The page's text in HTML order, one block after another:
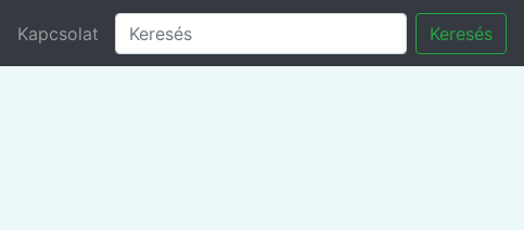
Kapcsolat Keresés